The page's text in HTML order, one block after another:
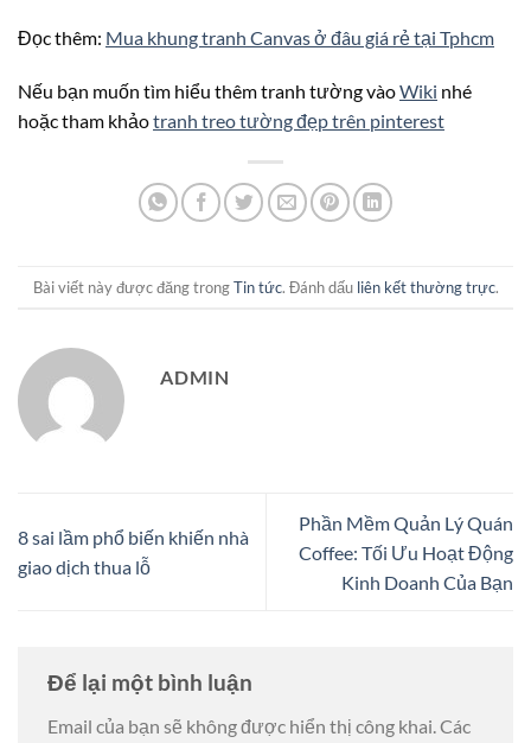
Đọc thêm: Mua khung tranh Canvas ở đâu giá rẻ tại Tphcm
Nếu bạn muốn tìm hiểu thêm tranh tường vàoWiki nhé
hoặc tham khảotranh treo tường đẹp trên pinterest
Bài viết này được đăng trongTin tức. Đánh dấu liên kết thường trực.
ADMIN
8 sai lầm phổ biến khiến nhà
giao dịch thua lỗ
Phần Mềm Quản Lý Quán
Coffee: Tối Ưu Hoạt Động
Kinh Doanh Của Bạn
Để lại một bình luận
Email của bạn sẽ không được hiển thị công khai.Các